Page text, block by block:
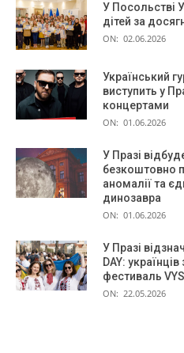
У Посольстві
дітей за
ON: 02.06.2026
Український
виступить у
концертами
ON: 01.06.2026
У Празі
безкоштовно
аномалії та
динозавра
ON: 01.06.2026
У Празі
DAY:
фестиваль
ON: 22.05.2026